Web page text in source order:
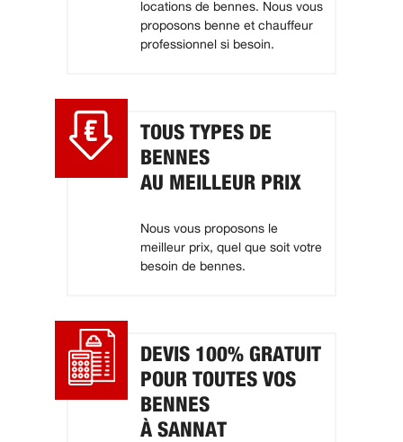
locations de bennes. Nous vous
proposons benne et chauffeur
professionnel si besoin.
TOUS TYPES DE
BENNES
AU MEILLEUR PRIX
Nous vous proposons le
meilleur prix, quel que soit votre
besoin de bennes.
DEVIS 100% GRATUIT
POUR TOUTES VOS
BENNES
À SANNAT